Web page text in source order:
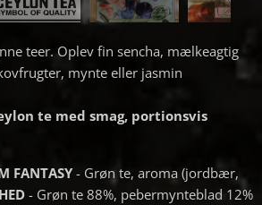
teer. Oplev fin sencha, mælkeagtig
mynte eller jasmin
te med smag, portionsvis
FANTASY- Grøn te, aroma (jordbær,
- Grøn te 88%, pebermynteblad 12%